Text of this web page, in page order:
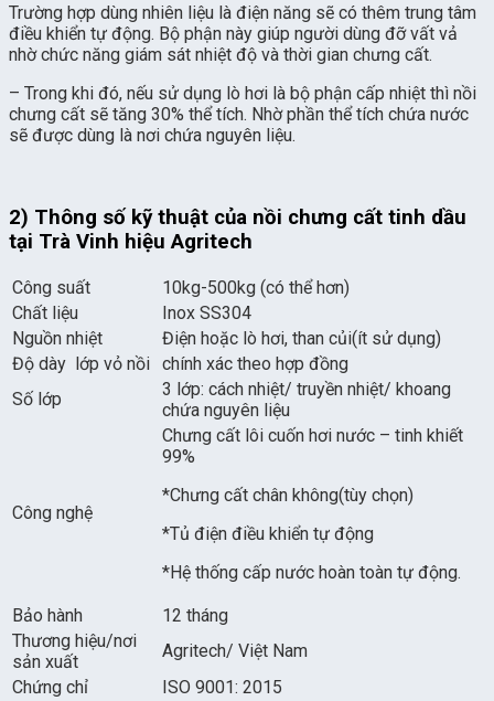
Trường hợp dùng nhiên liệu là điện năng sẽ có thêm trung tâm
điều khiển tự động. Bộ phận này giúp người dùng đỡ vất vả
nhờ chức năng giám sát nhiệt độ và thời gian chưng cất.
– Trong khi đó, nếu sử dụng lò hơi là bộ phận cấp nhiệt thì nồi
chưng cất sẽ tăng 30% thể tích. Nhờ phần thể tích chứa nước
sẽ được dùng là nơi chứa nguyên liệu.
2) Thông số kỹ thuật của nồi chưng cất tinh dầu
tại Trà Vinh hiệu Agritech
Công suất
10kg-500kg (có thể hơn)
Chất liệu
Inox SS304
Nguồn nhiệt
Điện hoặc lò hơi, than củi(ít sử dụng)
Độ dày lớp vỏ nồi chính xác theo hợp đồng
Số lớp
3 lớp: cách nhiệt/ truyền nhiệt/ khoang
chứa nguyên liệu
Công nghệ
Chưng cất lôi cuốn hơi nước – tinh khiết
99%
*Chưng cất chân không(tùy chọn)
*Tủ điện điều khiển tự động
*Hệ thống cấp nước hoàn toàn tự động.
Bảo hành
12 tháng
Thương hiệu/nơi
sản xuất
Agritech/ Việt Nam
Chứng chỉ
ISO 9001: 2015